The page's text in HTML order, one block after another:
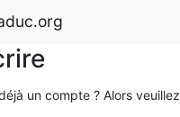
un compte ? Alors veuillez